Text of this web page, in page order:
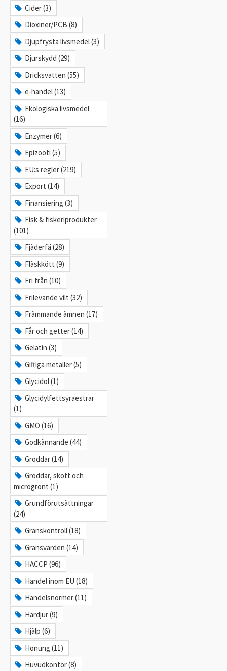
Cider (3)
Dioxiner/PCB (8)
Djupfrysta livsmedel (3)
Djurskydd (29)
Dricksvatten (55)
e-handel (13)
Ekologiska livsmedel
(16)
Enzymer (6)
Epizooti (5)
EU:s regler (219)
Export (14)
Finansiering (3)
Fisk & fiskeriprodukter
(101)
Fjäderfä (28)
Fläskkött (9)
Fri från (10)
Frilevande vilt (32)
Främmande ämnen (17)
Får och getter (14)
Gelatin (3)
Giftiga metaller (5)
Glycidol (1)
Glycidylfettsyraestrar
(1)
GMO (16)
Godkännande (44)
Groddar (14)
Groddar, skott och
microgrönt (1)
Grundförutsättningar
(24)
Gränskontroll (18)
Gränsvärden (14)
HACCP (96)
Handel inom EU (18)
Handelsnormer (11)
Hardjur (9)
Hjälp (6)
Honung (11)
Huvudkontor (8)